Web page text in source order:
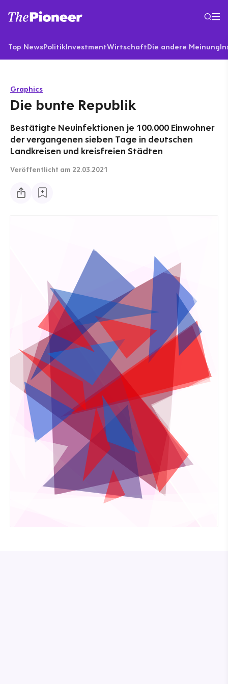
Top NewsPolitikInvestmentWirtschaftDie andere Meinung
Graphics
Die bunte Republik
Bestätigte Neuinfektionen je 100.000 Einwohner
der vergangenen sieben Tage in deutschen
Landkreisen und kreisfreien Städten
Veröffentlicht am 22.03.2021